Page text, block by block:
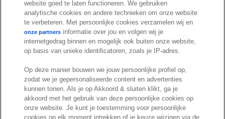
o
o
k
d
I
n
b
e
s
t
a
g
r
a
m
o
t
i
f
y
© Exact 2026
Cookie statement
Cookie settings
Marketing preferences
Disclaimer
website goed te laten functioneren. We gebruiken
analytische cookies en andere technieken om onze website
te verbeteren. Met persoonlijke cookies verzamelen wij en
onze partners informatie over jou en volgen wij je
internetgedrag binnen en mogelijk ook buiten onze website,
op basis van unieke identificatoren, zoals je IP-adres.
Op deze manier bouwen we jouw persoonlijke profiel op,
zodat we je gepersonaliseerde content en advertenties
kunnen tonen. Als je op Akkoord & sluiten klikt, ga je
akkoord met het gebruik van deze persoonlijke cookies op
onze website. Je kunt je toestemming voor persoonlijke
cookies op elk moment intrekken of je keuze wijzigen via de